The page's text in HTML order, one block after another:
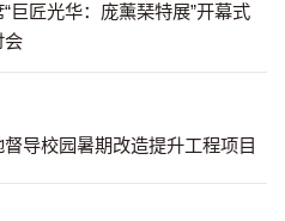
巨匠光华：庞薰琹特展”开幕式
会
导校园暑期改造提升工程项目